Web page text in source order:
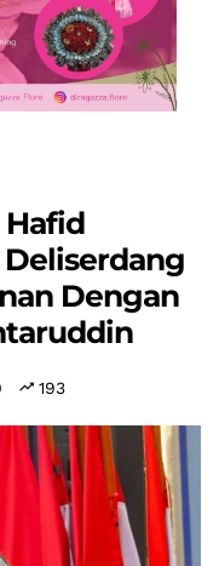
Dengan
193